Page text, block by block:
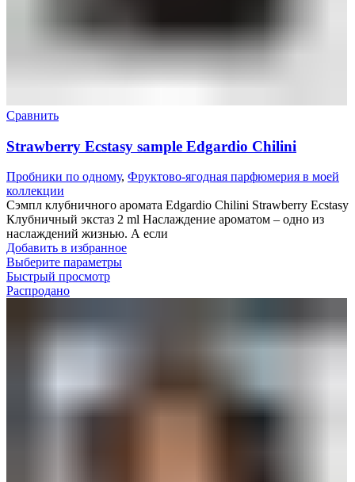
Сравнить
Strawberry Ecstasy sample Edgardio Chilini
Пробники по одному, Фруктово-ягодная парфюмерия в моей
коллекции
Сэмпл клубничного аромата Edgardio Chilini Strawberry Ecstasy
Клубничный экстаз 2 ml Наслаждение ароматом – одно из
наслаждений жизнью. А если
Добавить в избранное
Выберите параметры
Быстрый просмотр
Распродано